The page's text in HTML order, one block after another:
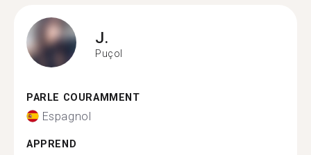
J.
Puçol
PARLE COURAMMENT
Espagnol
APPREND